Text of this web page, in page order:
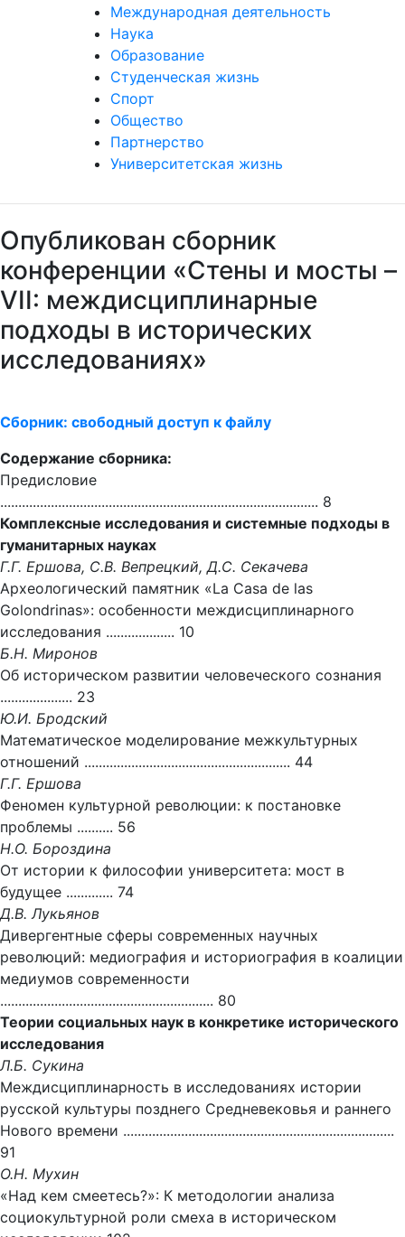
Международная деятельность
Наука
Образование
Студенческая жизнь
Спорт
Общество
Партнерство
Университетская жизнь
Опубликован сборник
конференции «Стены и мосты –
VII: междисциплинарные
подходы в исторических
исследованиях»
Сборник: свободный доступ к файлу
Содержание сборника:
Предисловие
........................................................................................ 8
Комплексные исследования и системные подходы в
гуманитарных науках
Г.Г. Ершова, С.В. Вепрецкий, Д.С. Секачева
Археологический памятник «La Casa de las
Golondrinas»: особенности междисциплинарного
исследования ................... 10
Б.Н. Миронов
Об историческом развитии человеческого сознания
.................... 23
Ю.И. Бродский
Математическое моделирование межкультурных
отношений ......................................................... 44
Г.Г. Ершова
Феномен культурной революции: к постановке
проблемы .......... 56
Н.О. Бороздина
От истории к философии университета: мост в
будущее ............. 74
Д.В. Лукьянов
Дивергентные сферы современных научных
революций: медиография и историография в коалиции
медиумов современности
........................................................... 80
Теории социальных наук в конкретике исторического
исследования
Л.Б. Сукина
Междисциплинарность в исследованиях истории
русской культуры позднего Средневековья и раннего
Нового времени ...........................................................................
91
О.Н. Мухин
«Над кем смеетесь?»: К методологии анализа
социокультурной роли смеха в историческом